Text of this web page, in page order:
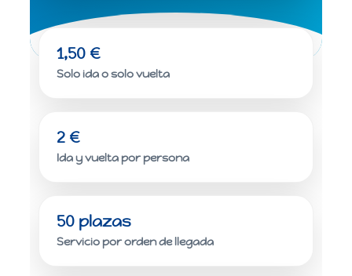
1,50 €
Solo ida o solo vuelta
2 €
Ida y vuelta por persona
50 plazas
Servicio por orden de llegada